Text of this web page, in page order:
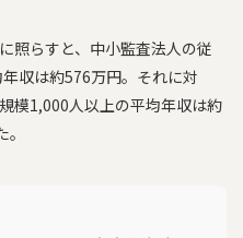
照らすと、中小監査法人の従
収は約576万円。それに対
模1,000人以上の平均年収は約